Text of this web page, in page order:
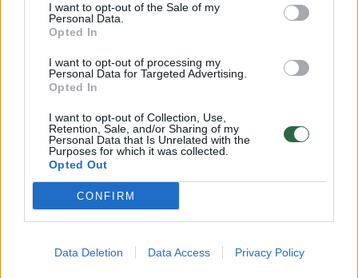
I want to opt-out of the Sale of my
Personal Data.
Opted In
I want to opt-out of processing my
Personal Data for Targeted Advertising.
Opted In
I want to opt-out of Collection, Use,
Retention, Sale, and/or Sharing of my
Personal Data that Is Unrelated with the
Purposes for which it was collected.
Opted Out
CONFIRM
Data Deletion Data Access Privacy Policy
Grėsmių akivaizdoje Lietuvos
jaunimas sėdasi prie
sprendimų stalo
Pratybos vyks šviesiu ir tamsiu paros metu.
Treniruojantis kariai judės pėsčiomis bei
ratinėmis karinėmis transporto priemonėmis,
naudos imitacinius šaudmenis bei